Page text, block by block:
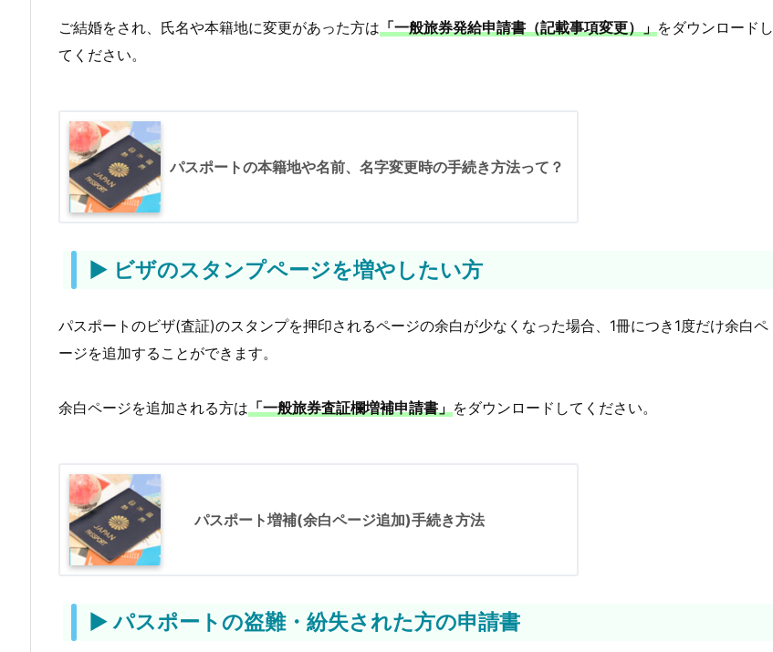
国
の
ポ
ー
ト
一
ご結婚をされ、氏名や本籍地に変更があった方は「一般旅券発給申請書（記載事項変更）」をダウンロードし
てください。
パスポートの本籍地や名前、名字変更時の手続き方法って？
▶ ビザのスタンプページを増やしたい方
パスポートのビザ(査証)のスタンプを押印されるページの余白が少なくなった場合、1冊につき1度だけ余白ペ
ージを追加することができます。
余白ページを追加される方は 「一般旅券査証欄増補申請書」 をダウンロードしてください。
パスポート増補(余白ページ追加)手続き方法
▶ パスポートの盗難・紛失された方の申請書